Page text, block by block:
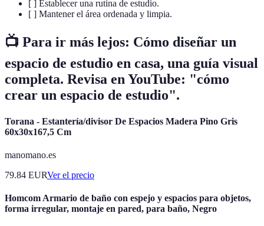
[ ] Establecer una rutina de estudio.
[ ] Mantener el área ordenada y limpia.
📺 Para ir más lejos: Cómo diseñar un
espacio de estudio en casa, una guía visual
completa. Revisa en YouTube: "cómo
crear un espacio de estudio".
Torana - Estantería/divisor De Espacios Madera Pino Gris
60x30x167,5 Cm
manomano.es
79.84 EURVer el precio
Homcom Armario de baño con espejo y espacios para objetos,
forma irregular, montaje en pared, para baño, Negro